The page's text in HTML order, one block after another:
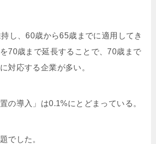
し、60歳から65歳までに適用してき
70歳まで延長することで、70歳まで
対応する企業が多い。
の導入」は0.1%にとどまっている。
でした。